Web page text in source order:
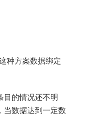
种方案数据绑定
目的情况还不明
当数据达到一定数